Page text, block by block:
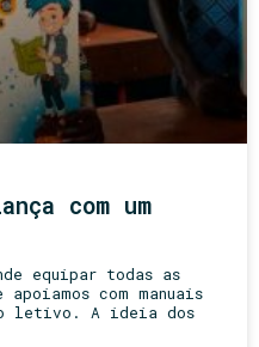
com um
equipar todas as
com manuais
letivo. A ideia dos